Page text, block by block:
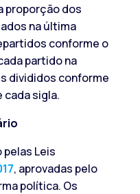
proporção dos
na última
conforme o
partido na
divididos conforme
cada sigla.
pelas Leis
, aprovadas pelo
política. Os